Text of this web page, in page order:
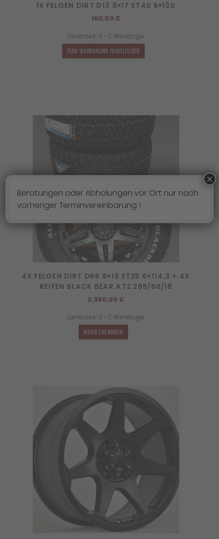
1X FELGEN DIRT D13 8×17 ET40 6×130
100,00 €
Lieferzeit: 3 - 7 Werktage
ZUM WARENKORB HINZUFÜGEN
4X FELGEN DIRT D66 9×18 ET25 6×114,3 + 4X
REIFEN BLACK BEAR AT2 265/60/18
2.350,00 €
Lieferzeit: 3 - 7 Werktage
MEHR ERFAHREN
Beratungen oder Abholungen vor Ort nur nach
vorheriger Terminvereinbarung !
×